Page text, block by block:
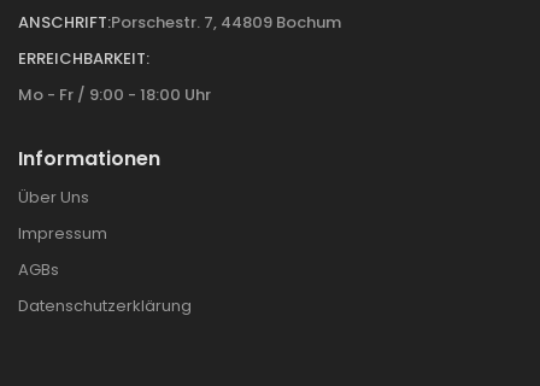
ANSCHRIFT:Porschestr. 7, 44809 Bochum
ERREICHBARKEIT:
Mo - Fr / 9:00 - 18:00 Uhr
Informationen
Über Uns
Impressum
AGBs
Datenschutzerklärung